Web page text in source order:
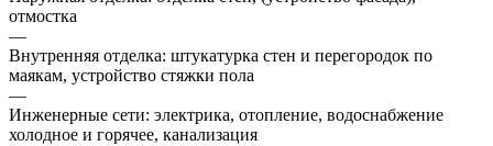
отмостка
—
Внутренняя отделка: штукатурка стен и перегородок по
маякам, устройство стяжки пола
—
Инженерные сети: электрика, отопление, водоснабжение
холодное и горячее, канализация